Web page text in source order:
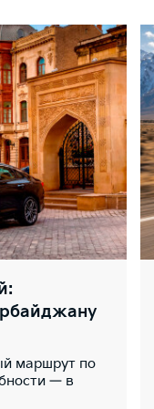
маршрут по
— в